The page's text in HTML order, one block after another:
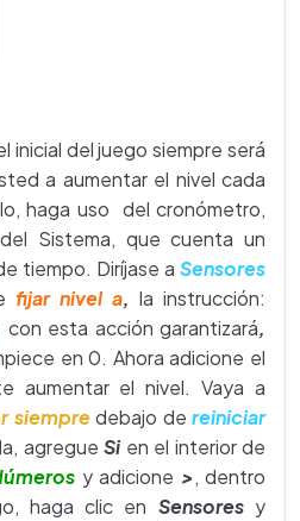
inicial del juego siempre será
a aumentar el nivel cada
haga uso del cronómetro,
Sistema, que cuenta un
tiempo. Diríjase a Sensores
fijar nivel a, la instrucción:
con esta acción garantizará,
en 0. Ahora adicione el
aumentar el nivel. Vaya a
siempredebajo dereiniciar
agregueSi en el interior de
y adicione >, dentro
haga clic en Sensores y